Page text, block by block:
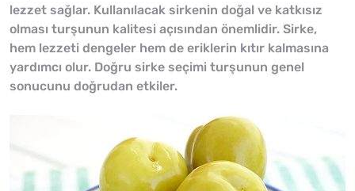
lezzet sağlar. Kullanılacak sirkenin doğal ve katkısız
olması turşunun kalitesi açısından önemlidir. Sirke,
hem lezzeti dengeler hem de eriklerin kıtır kalmasına
yardımcı olur. Doğru sirke seçimi turşunun genel
sonucunu doğrudan etkiler.